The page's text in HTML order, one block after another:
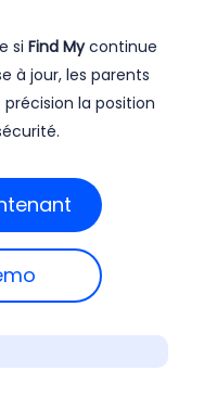
si Find Mycontinue
à jour, les parents
la position